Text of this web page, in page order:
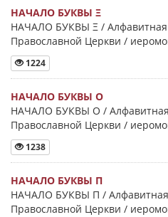
НАЧАЛО БУКВЫ Ξ
НАЧАЛО БУКВЫ Ξ / Алфавитная
Православной Церкви /
1224
НАЧАЛО БУКВЫ Ο
НАЧАЛО БУКВЫ Ο /
Православной Церкви /
1238
НАЧАЛО БУКВЫ Π
НАЧАЛО БУКВЫ Π /
Православной Церкви /